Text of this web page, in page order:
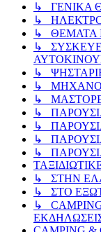
↳ ΓΕΝΙΚΑ
↳
↳ ΘΕΜΑΤΑ
↳
↳
↳
↳
↳
↳
↳
↳
↳ ΣΤΗΝ
↳ ΣΤΟ
↳